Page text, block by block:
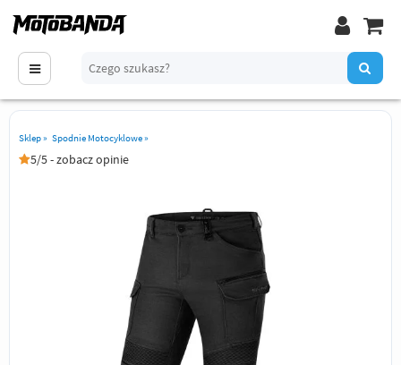
Sklep» Spodnie Motocyklowe»
5/5 - zobacz opinie